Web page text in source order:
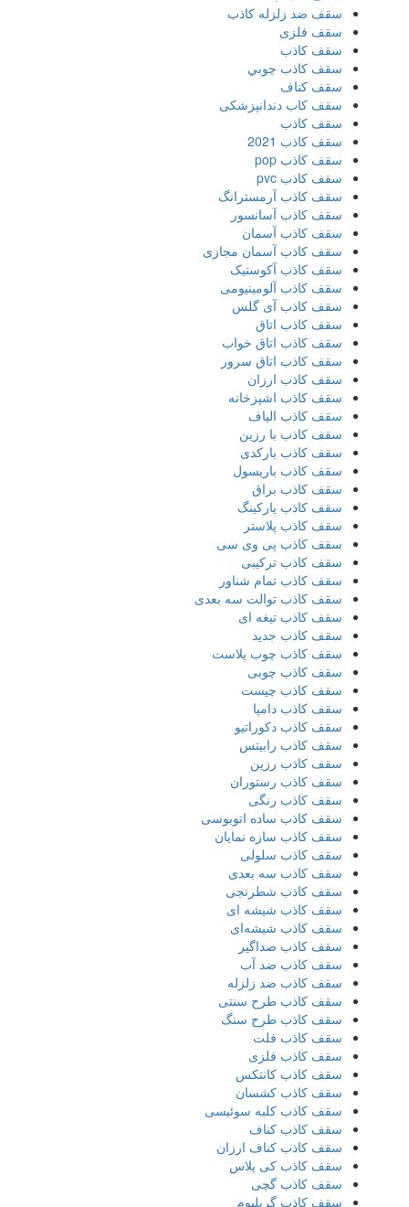
سقف ضد زلزله کاذب
سقف فلزی
سقف كاذب
سقف كاذب چوبي
سقف كناف
سقف کاب دندانپزشکی
سقف کاذب
سقف کاذب 2021
سقف کاذب pop
سقف کاذب pvc
سقف کاذب آرمسترانگ
سقف کاذب آسانسور
سقف کاذب آسمان
سقف کاذب آسمان مجازی
سقف کاذب آکوستیک
سقف کاذب آلومینیومی
سقف کاذب آی گلس
سقف کاذب اتاق
سقف کاذب اتاق خواب
سقف کاذب اتاق سرور
سقف کاذب ارزان
سقف کاذب اشپزخانه
سقف کاذب الیاف
سقف کاذب با رزین
سقف کاذب بارکدی
سقف کاذب باریسول
سقف کاذب براق
سقف کاذب پارکینگ
سقف کاذب پلاستر
سقف کاذب پی وی سی
سقف کاذب ترکیبی
سقف کاذب تمام شناور
سقف کاذب توالت سه بعدی
سقف کاذب تیغه ای
سقف کاذب جدید
سقف کاذب چوب پلاست
سقف کاذب چوبی
سقف کاذب چیست
سقف کاذب دامپا
سقف کاذب دکوراتیو
سقف کاذب رابیتس
سقف کاذب رزین
سقف کاذب رستوران
سقف کاذب رنگی
سقف کاذب ساده اتوبوسی
سقف کاذب سازه نمایان
سقف کاذب سلولی
سقف کاذب سه بعدی
سقف کاذب شطرنجی
سقف کاذب شیشه ای
سقف کاذب شیشه‌ای
سقف کاذب صداگیر
سقف کاذب ضد آب
سقف کاذب ضد زلزله
سقف کاذب طرح سنتی
سقف کاذب طرح سنگ
سقف کاذب فلت
سقف کاذب فلزی
سقف کاذب کانتکس
سقف کاذب کشسان
سقف کاذب کلبه سوئیسی
سقف کاذب کناف
سقف کاذب کناف ارزان
سقف کاذب کی پلاس
سقف کاذب گچی
سقف کاذب گریلیوم